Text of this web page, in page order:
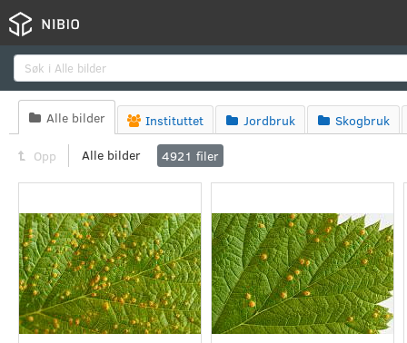
 Alle bilder  Instituttet  Jordbruk  Skogbruk
Opp Alle bilder 4921 filer